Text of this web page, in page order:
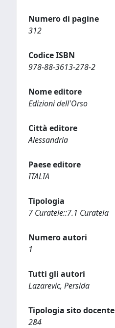
Numero di pagine
312
Codice ISBN
978-88-3613-278-2
Nome editore
Edizioni dell'Orso
Città editore
Alessandria
Paese editore
ITALIA
Tipologia
7 Curatele::7.1 Curatela
Numero autori
1
Tutti gli autori
Lazarevic, Persida
Tipologia sito docente
284